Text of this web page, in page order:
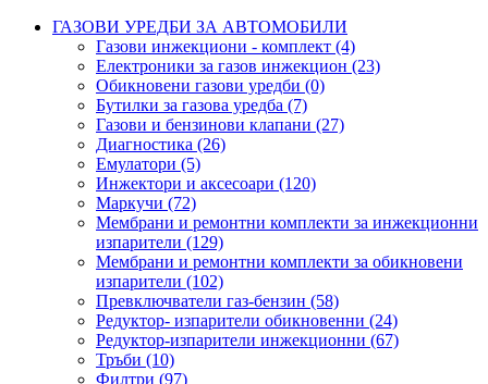
ГАЗОВИ УРЕДБИ ЗА АВТОМОБИЛИ
Газови инжекциони - комплект (4)
Електроники за газов инжекцион (23)
Обикновени газови уредби (0)
Бутилки за газова уредба (7)
Газови и бензинови клапани (27)
Диагностика (26)
Емулатори (5)
Инжектори и аксесоари (120)
Маркучи (72)
Мембрани и ремонтни комплекти за инжекционни
изпарители (129)
Мембрани и ремонтни комплекти за обикновени
изпарители (102)
Превключватели газ-бензин (58)
Редуктор- изпарители обикновенни (24)
Редуктор-изпарители инжекционни (67)
Тръби (10)
Филтри (97)